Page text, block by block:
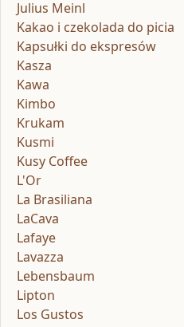
Julius Meinl
Kakao i czekolada do picia
Kapsułki do ekspresów
Kasza
Kawa
Kimbo
Krukam
Kusmi
Kusy Coffee
L'Or
La Brasiliana
LaCava
Lafaye
Lavazza
Lebensbaum
Lipton
Los Gustos